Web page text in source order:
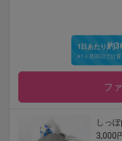
1日あたり約
※1ヶ月30日で計
フ
しっ
3,000